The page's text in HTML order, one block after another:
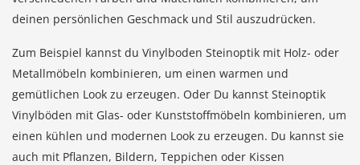
deinen persönlichen Geschmack und Stil auszudrücken.
Zum Beispiel kannst du Vinylboden Steinoptik mit Holz- oder
Metallmöbeln kombinieren, um einen warmen und
gemütlichen Look zu erzeugen. Oder Du kannst Steinoptik
Vinylböden mit Glas- oder Kunststoffmöbeln kombinieren, um
einen kühlen und modernen Look zu erzeugen. Du kannst sie
auch mit Pflanzen, Bildern, Teppichen oder Kissen